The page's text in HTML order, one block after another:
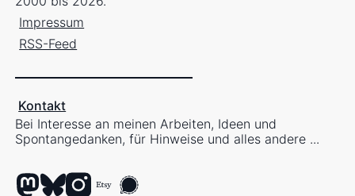
Impressum
RSS-Feed
Kontakt
Bei Interesse an meinen Arbeiten, Ideen und
Spontangedanken, für Hinweise und alles andere ...